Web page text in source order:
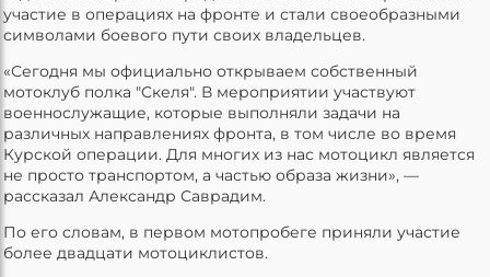
участие в операциях на фронте и стали своеобразными
символами боевого пути своих владельцев.
«Сегодня мы официально открываем собственный
мотоклуб полка "Скеля". В мероприятии участвуют
военнослужащие, которые выполняли задачи на
различных направлениях фронта, в том числе во время
Курской операции. Для многих из нас мотоцикл является
не просто транспортом, а частью образа жизни», —
рассказал Александр Саврадим.
По его словам, в первом мотопробеге приняли участие
более двадцати мотоциклистов.